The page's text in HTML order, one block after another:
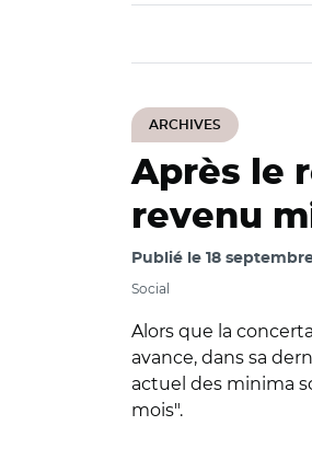
ARCHIVES
Après le
revenu
Publié le 18
Social
Alors que la
avance, dans sa
actuel des minima
mois".